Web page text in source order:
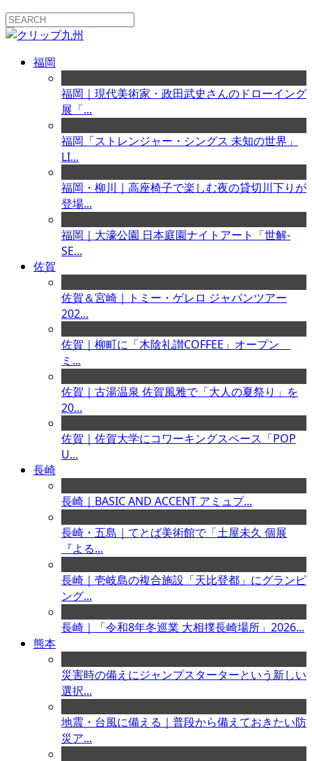
福岡
福岡｜現代美術家・政田武史さんのドローイング
展「...
福岡「ストレンジャー・シングス 未知の世界」
LI...
福岡・柳川｜高座椅子で楽しむ夜の貸切川下りが
登場...
福岡｜大濠公園 日本庭園ナイトアート「世解-
SE...
佐賀
佐賀＆宮崎｜トミー・ゲレロ ジャパンツアー
202...
佐賀｜柳町に「木陰礼讃COFFEE」オープン
ミ...
佐賀｜古湯温泉 佐賀風雅で「大人の夏祭り」を
20...
佐賀｜佐賀大学にコワーキングスペース「POP
U...
長崎
長崎｜BASIC AND ACCENT アミュプ...
長崎・五島｜てとば美術館で「土屋未久 個展
『よる...
長崎｜壱岐島の複合施設「天比登都」にグランピ
ング...
長崎｜「令和8年冬巡業 大相撲長崎場所」2026...
熊本
災害時の備えにジャンプスターターという新しい
選択...
地震・台風に備える｜普段から備えておきたい防
災ア...